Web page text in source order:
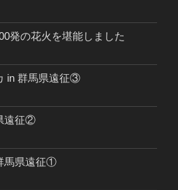
発の花火を堪能しました
in 群馬県遠征③
遠征②
馬県遠征①